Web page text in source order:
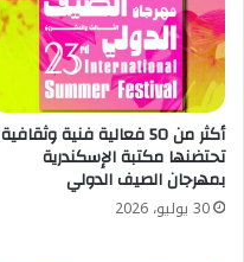
أكثر من 50 فعالية فنية وثقافية
تحتضنها مكتبة الإسكندرية
بمهرجان الصيف الدولي
30 يوليو، 2026